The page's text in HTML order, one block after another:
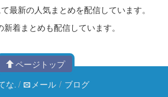
最新の人気まとめを配信しています。
着まとめも配信しています。
ページトップ
な. / メール / ブログ